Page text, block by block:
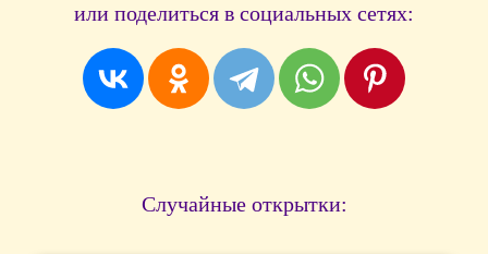
или поделиться в социальных сетях:
Случайные открытки: